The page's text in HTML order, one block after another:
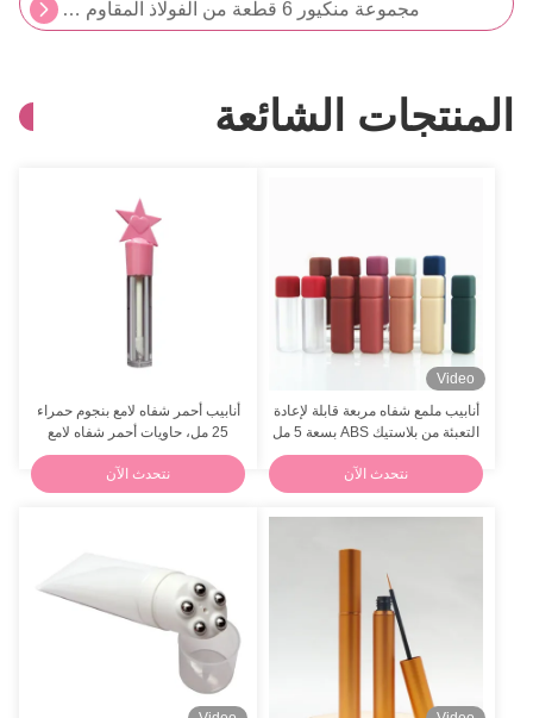
مجموعة منكيور حديثي الولادة باللون الزهري
المنتجات الشائعة
Video
أنابيب ملمع شفاه مربعة قابلة لإعادة
التعبئة من بلاستيك ABS بسعة 5 مل
نتحدث الآن
أنابيب أحمر شفاه لامع بنجوم حمراء
25 مل، حاويات أحمر شفاه لامع
لطيفة
نتحدث الآن